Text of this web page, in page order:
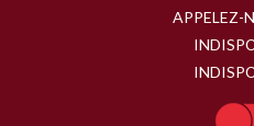
APPELEZ-